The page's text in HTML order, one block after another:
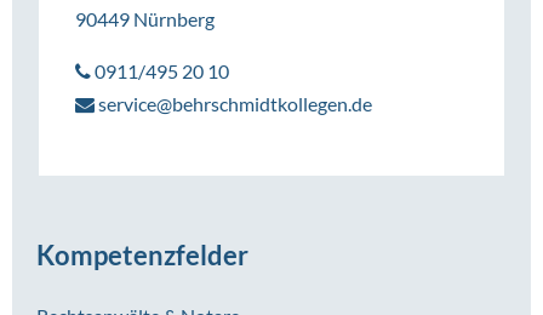
90449 Nürnberg
0911/495 20 10
service@behrschmidtkollegen.de
Kompetenzfelder